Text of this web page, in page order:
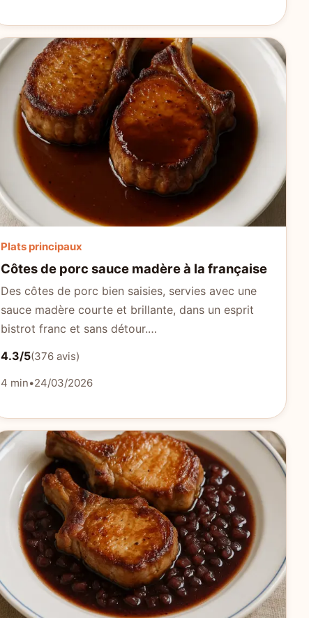
Plats principaux
Côtes de porc sauce madère à la française
Des côtes de porc bien saisies, servies avec une
sauce madère courte et brillante, dans un esprit
bistrot franc et sans détour.…
4.3/5(376 avis)
4 min•24/03/2026